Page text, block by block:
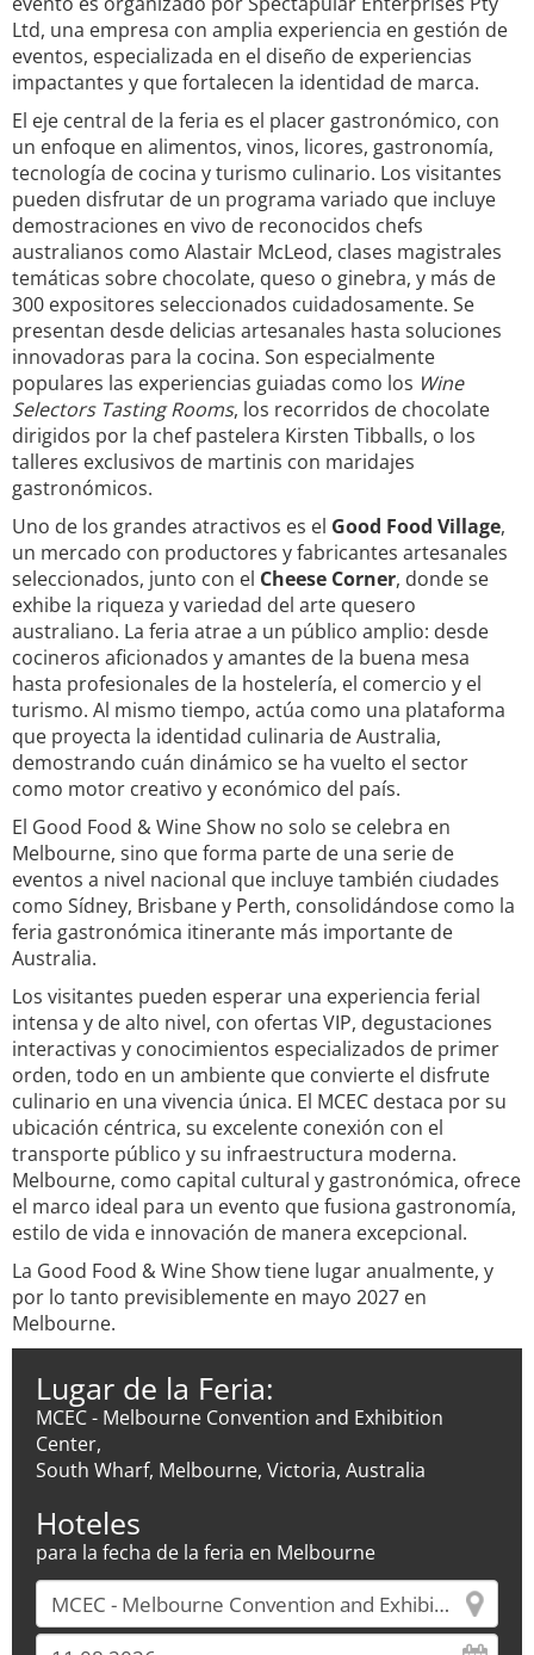
Ltd, una empresa con amplia experiencia en gestión de
eventos, especializada en el diseño de experiencias
impactantes y que fortalecen la identidad de marca.
El eje central de la feria es el placer gastronómico, con
un enfoque en alimentos, vinos, licores, gastronomía,
tecnología de cocina y turismo culinario. Los visitantes
pueden disfrutar de un programa variado que incluye
demostraciones en vivo de reconocidos chefs
australianos como Alastair McLeod, clases magistrales
temáticas sobre chocolate, queso o ginebra, y más de
300 expositores seleccionados cuidadosamente. Se
presentan desde delicias artesanales hasta soluciones
innovadoras para la cocina. Son especialmente
populares las experiencias guiadas como los Wine
Selectors Tasting Rooms, los recorridos de chocolate
dirigidos por la chef pastelera Kirsten Tibballs, o los
talleres exclusivos de martinis con maridajes
gastronómicos.
Uno de los grandes atractivos es el Good Food Village,
un mercado con productores y fabricantes artesanales
seleccionados, junto con el Cheese Corner, donde se
exhibe la riqueza y variedad del arte quesero
australiano. La feria atrae a un público amplio: desde
cocineros aficionados y amantes de la buena mesa
hasta profesionales de la hostelería, el comercio y el
turismo. Al mismo tiempo, actúa como una plataforma
que proyecta la identidad culinaria de Australia,
demostrando cuán dinámico se ha vuelto el sector
como motor creativo y económico del país.
El Good Food & Wine Show no solo se celebra en
Melbourne, sino que forma parte de una serie de
eventos a nivel nacional que incluye también ciudades
como Sídney, Brisbane y Perth, consolidándose como la
feria gastronómica itinerante más importante de
Australia.
Los visitantes pueden esperar una experiencia ferial
intensa y de alto nivel, con ofertas VIP, degustaciones
interactivas y conocimientos especializados de primer
orden, todo en un ambiente que convierte el disfrute
culinario en una vivencia única. El MCEC destaca por su
ubicación céntrica, su excelente conexión con el
transporte público y su infraestructura moderna.
Melbourne, como capital cultural y gastronómica, ofrece
el marco ideal para un evento que fusiona gastronomía,
estilo de vida e innovación de manera excepcional.
La Good Food & Wine Show tiene lugar anualmente, y
por lo tanto previsiblemente en mayo 2027 en
Melbourne.
Lugar de la Feria:
MCEC - Melbourne Convention and Exhibition
Center,
South Wharf, Melbourne, Victoria, Australia
Hoteles
para la fecha de la feria en Melbourne